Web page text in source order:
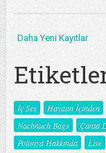
Daha Yeni Kayıtlar
İç Ses Hayatın İçinden
Nachnuch Bags
Çanta
Polonya Hakkında
Live